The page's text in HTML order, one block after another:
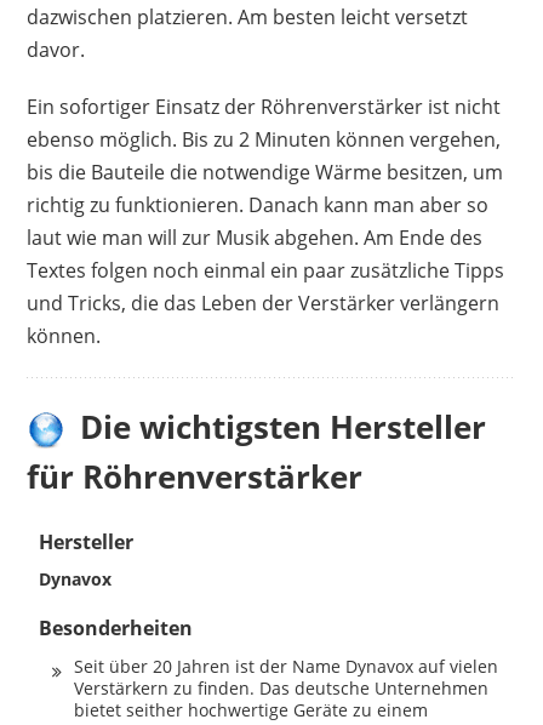
dazwischen platzieren. Am besten leicht versetzt
davor.
Ein sofortiger Einsatz der Röhrenverstärker ist nicht
ebenso möglich. Bis zu 2 Minuten können vergehen,
bis die Bauteile die notwendige Wärme besitzen, um
richtig zu funktionieren. Danach kann man aber so
laut wie man will zur Musik abgehen. Am Ende des
Textes folgen noch einmal ein paar zusätzliche Tipps
und Tricks, die das Leben der Verstärker verlängern
können.
Die wichtigsten Hersteller
für Röhrenverstärker
Hersteller
Dynavox
Besonderheiten
Seit über 20 Jahren ist der Name Dynavox auf vielen
Verstärkern zu finden. Das deutsche Unternehmen
bietet seither hochwertige Geräte zu einem